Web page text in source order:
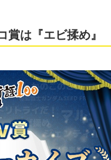
は『エビ揉め』